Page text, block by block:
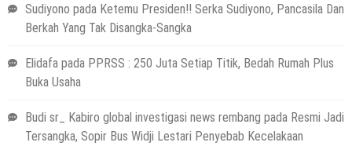
Sudiyono pada Ketemu Presiden!! Serka Sudiyono, Pancasila Dan
Berkah Yang Tak Disangka-Sangka
Elidafa pada PPRSS : 250 Juta Setiap Titik, Bedah Rumah Plus
Buka Usaha
Budi sr_ Kabiro global investigasi news rembang pada Resmi Jadi
Tersangka, Sopir Bus Widji Lestari Penyebab Kecelakaan